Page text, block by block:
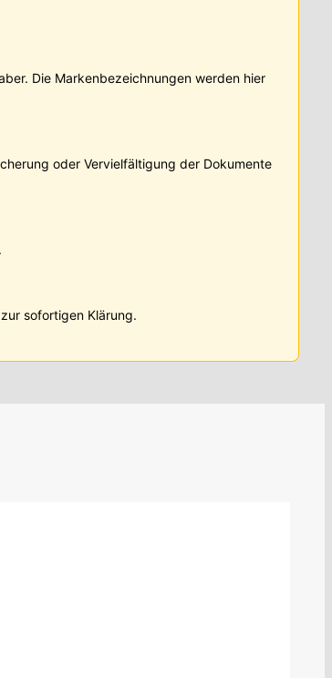
Die Markenbezeichnungen werden hier
oder Vervielfältigung der Dokumente
sofortigen Klärung.